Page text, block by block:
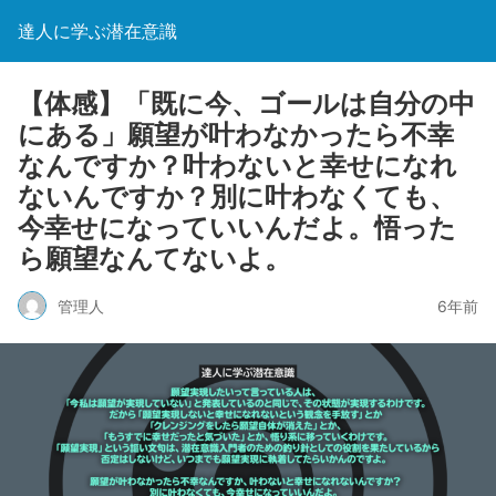
達人に学ぶ潜在意識
【体感】「既に今、ゴールは自分の中
にある」願望が叶わなかったら不幸
なんですか？叶わないと幸せになれ
ないんですか？別に叶わなくても、
今幸せになっていいんだよ。悟った
ら願望なんてないよ。
管理人 6年前